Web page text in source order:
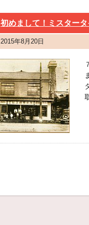
初めまして！ミスター
2015年8月20日